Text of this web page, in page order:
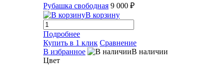
Рубашка свободная 9 000 ₽
В корзину
Подробнее
Купить в 1 клик Сравнение
В избранное
В наличии
Цвет